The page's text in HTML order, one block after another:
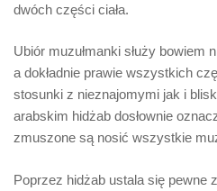
dwóch części ciała.
Ubiór muzułmanki służy bowiem
a dokładnie prawie wszystkich
stosunki z nieznajomymi jak i
arabskim hidżab dosłownie
zmuszone są nosić wszystkie
Poprzez hidżab ustala się pewne